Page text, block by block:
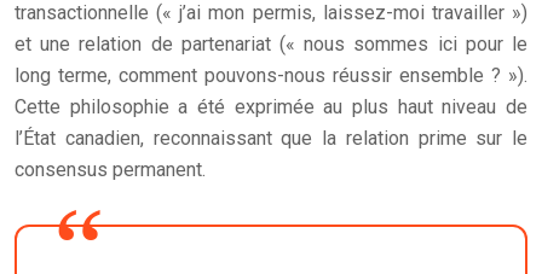
transactionnelle (« j’ai mon permis, laissez-moi travailler »)
et une relation de partenariat (« nous sommes ici pour le
long terme, comment pouvons-nous réussir ensemble ? »).
Cette philosophie a été exprimée au plus haut niveau de
l’État canadien, reconnaissant que la relation prime sur le
consensus permanent.